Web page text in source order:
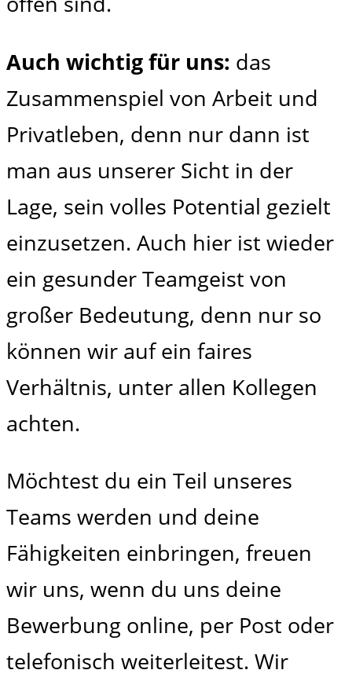
Auch wichtig für uns: das
Zusammenspiel von Arbeit und
Privatleben, denn nur dann ist
man aus unserer Sicht in der
Lage, sein volles Potential gezielt
einzusetzen. Auch hier ist wieder
ein gesunder Teamgeist von
großer Bedeutung, denn nur so
können wir auf ein faires
Verhältnis, unter allen Kollegen
achten.
Möchtest du ein Teil unseres
Teams werden und deine
Fähigkeiten einbringen, freuen
wir uns, wenn du uns deine
Bewerbung online, per Post oder
telefonisch weiterleitest. Wir